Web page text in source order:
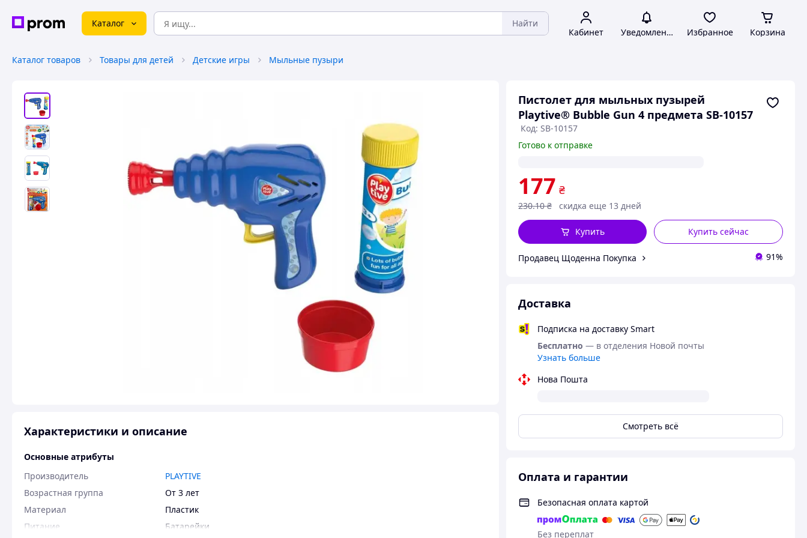
Каталог Найти
Кабинет Уведомления Избранное Корзина
Каталог товаров Товары для детей Детские игры Мыльные пузыри
Пистолет для мыльных пузырей
Playtive® Bubble Gun 4 предмета SB-10157
Код: SB-10157
Готово к отправке
177 ₴
230.10 ₴ скидка еще 13 дней
Купить сейчас
Купить
Продавец Щоденна Покупка 91%
Доставка
Подписка на доставку Smart
Бесплатно — в отделения Новой почты
Узнать больше
Нова Пошта
Смотреть всё
Оплата и гарантии
Безопасная оплата картой
Без переплат
Характеристики и описание
Основные атрибуты
Производитель
PLAYTIVE
Возрастная группа
От 3 лет
Материал
Пластик
Питание
Батарейки